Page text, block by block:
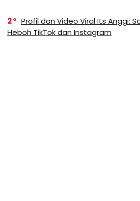
2
Profil dan Video Viral Its Anggi:
Heboh TikTok dan Instagram